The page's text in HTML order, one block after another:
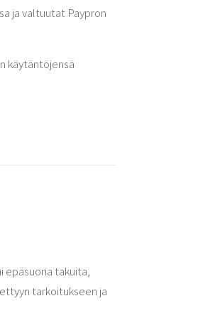
ja valtuutat Paypron
käytäntöjensä
epäsuoria takuita,
tarkoitukseen ja